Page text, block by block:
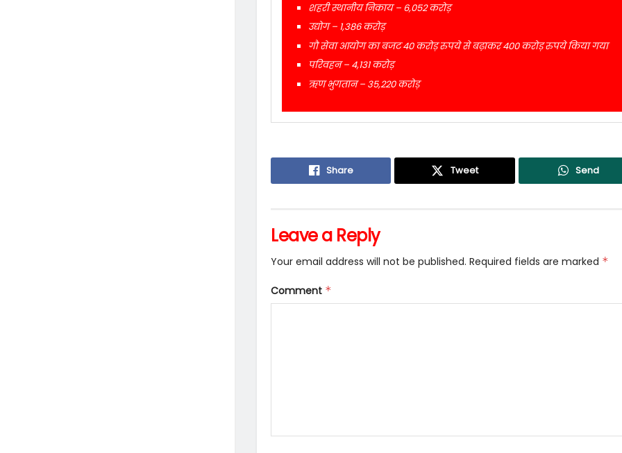
शहरी स्थानीय निकाय – 6,052 करोड़
उद्योग – 1,386 करोड़
गौ सेवा आयोग का बजट 40 करोड़ रुपये से बढ़ाकर 400 करोड़ रुपये किया गया
परिवहन – 4,131 करोड़
ऋण भुगतान – 35,220 करोड़
Share Tweet Send
Leave a Reply
Your email address will not be published. Required fields are marked *
Comment *